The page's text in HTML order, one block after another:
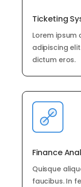
Consultoria
Consultoria
ÚNETE
Ticketing
Lorem
adipiscing
dictum eros.
Finance
Quisque
faucibus. In